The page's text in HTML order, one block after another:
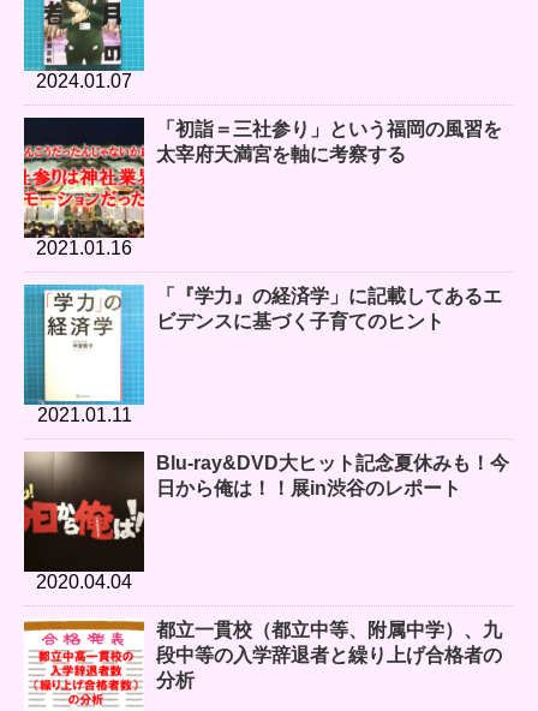
2024.01.07
2021.01.16
「初詣＝三社参り」という福岡の風習を
太宰府天満宮を軸に考察する
2021.01.11
「『学力』の経済学」に記載してあるエ
ビデンスに基づく子育てのヒント
2020.04.04
Blu-ray&DVD大ヒット記念夏休みも！今
日から俺は！！展in渋谷のレポート
都立一貫校（都立中等、附属中学）、九
段中等の入学辞退者と繰り上げ合格者の
分析